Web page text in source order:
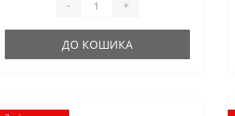
- +
ДО КОШИКА